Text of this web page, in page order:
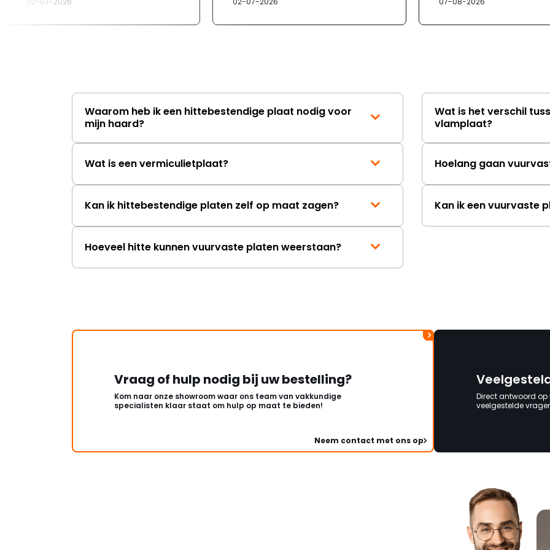
Waarom heb ik een hittebestendige plaat nodig voor
mijn haard?
Wat is een vermiculietplaat?
Kan ik hittebestendige platen zelf op maat zagen?
Hoeveel hitte kunnen vuurvaste platen weerstaan?
Wat is het verschil
vlamplaat?
Hoelang gaan
Kan ik een vuurvaste
Vraag of hulp nodig bij uw bestelling?
Kom naar onze showroom waar ons team van vakkundige
specialisten klaar staat om hulp op maat te bieden!
Neem contact met ons op
Direct antwoord op
veelgestelde